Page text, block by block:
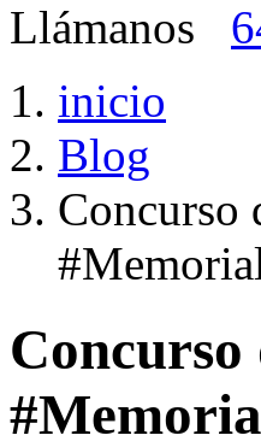
Llámanos
inicio
Blog
Concurso